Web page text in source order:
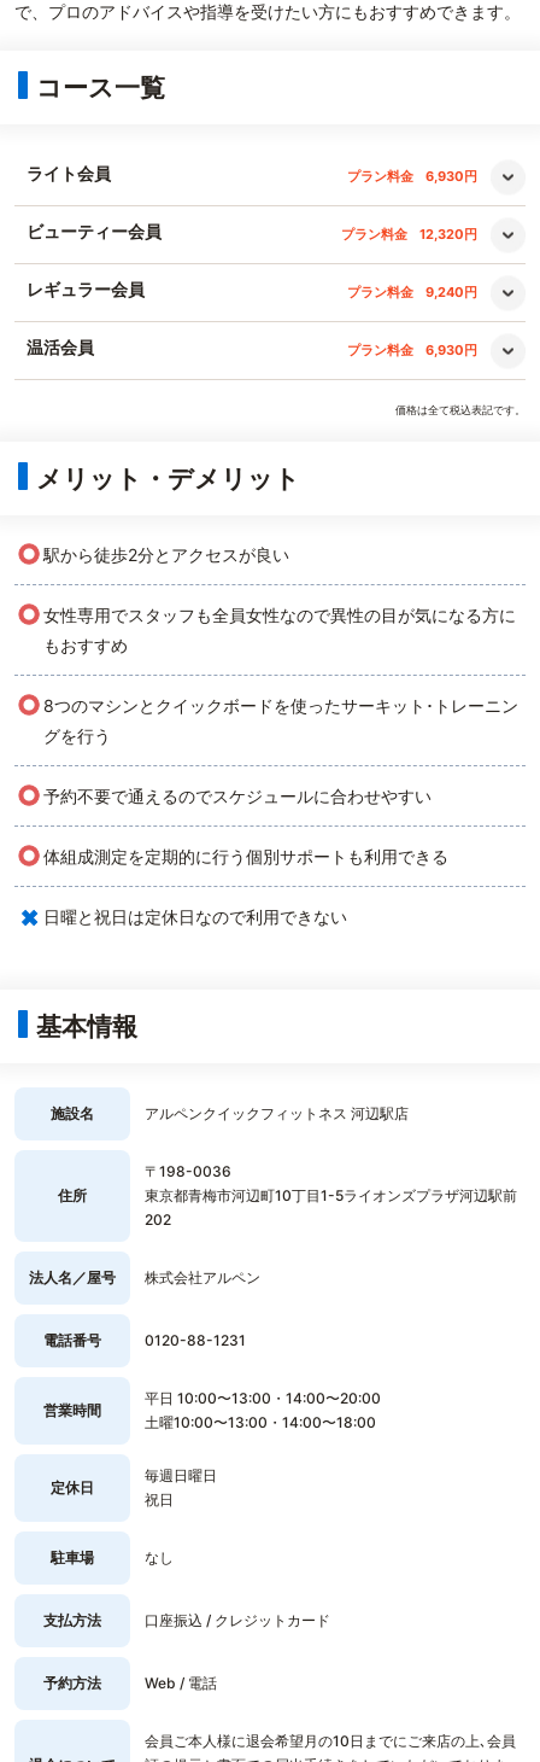
で、プロのアドバイスや指導を受けたい方にもおすすめできます。
コース一覧
ライト会員 プラン料金 6,930円
ビューティー会員 プラン料金 12,320円
レギュラー会員 プラン料金 9,240円
温活会員 プラン料金 6,930円
価格は全て税込表記です。
メリット・デメリット
○駅から徒歩2分とアクセスが良い
○女性専用でスタッフも全員女性なので異性の目が気になる方に
もおすすめ
○ 8つのマシンとクイックボードを使ったサーキット･トレーニン
グを行う
○予約不要で通えるのでスケジュールに合わせやすい
○体組成測定を定期的に行う個別サポートも利用できる
× 日曜と祝日は定休日なので利用できない
基本情報
施設名 アルペンクイックフィットネス 河辺駅店
住所
〒198-0036
東京都青梅市河辺町10丁目1-5ライオンズプラザ河辺駅前
202
法人名／屋号 株式会社アルペン
電話番号 0120-88-1231
営業時間
平日 10:00〜13:00・14:00〜20:00
土曜10:00〜13:00・14:00〜18:00
定休日
毎週日曜日
祝日
駐車場 なし
支払方法 口座振込 / クレジットカード
予約方法 Web / 電話
会員ご本人様に退会希望月の10日までにご来店の上､会員